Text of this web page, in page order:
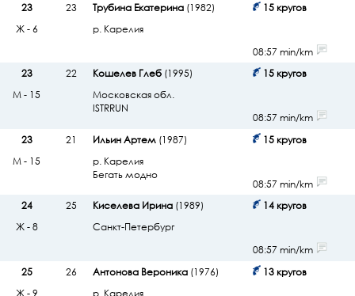
23
23 Трубина Екатерина(1982)
р. Карелия
15 кругов
Ж - 6
08:57 min/km
23
22 Кошелев Глеб(1995)
Московская обл.
ISTRRUN
15 кругов
М - 15
08:57 min/km
23
21 Ильин Артем(1987)
р. Карелия
Бегать модно
15 кругов
М - 15
08:57 min/km
24
25 Киселева Ирина(1989)
Санкт-Петербург
14 кругов
Ж - 8
08:57 min/km
25
26 Антонова Вероника(1976)
р. Карелия
13 кругов
Ж - 9